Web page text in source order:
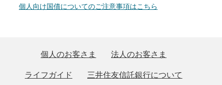
個人向け国債についてのご注意事項はこちら
個人のお客さま
法人のお客さま
ライフガイド
三井住友信託銀行について